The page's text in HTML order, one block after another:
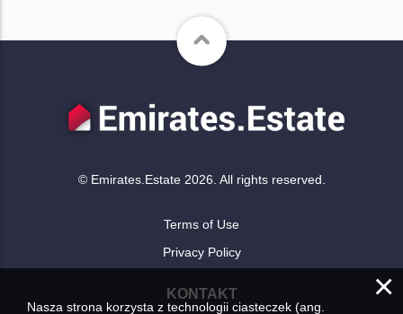
© Emirates.Estate 2026. All rights reserved.
Terms of Use
Privacy Policy
KONTAKT ×
Nasza strona korzysta z technologii ciasteczek (ang.